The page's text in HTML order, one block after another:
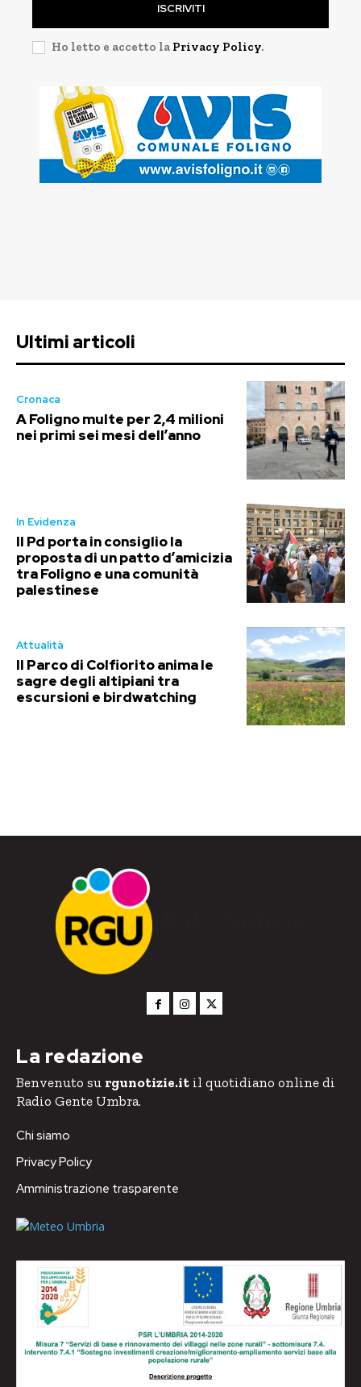
ISCRIVITI
Ho letto e accetto la Privacy Policy.
Ultimi articoli
Cronaca
A Foligno multe per 2,4 milioni
nei primi sei mesi dell’anno
In Evidenza
Il Pd porta in consiglio la
proposta di un patto d’amicizia
tra Foligno e una comunità
palestinese
Attualità
Il Parco di Colfiorito anima le
sagre degli altipiani tra
escursioni e birdwatching
RGU Notizie
La redazione
Benvenuto su rgunotizie.it il quotidiano online di
Radio Gente Umbra.
Chi siamo
Privacy Policy
Amministrazione trasparente